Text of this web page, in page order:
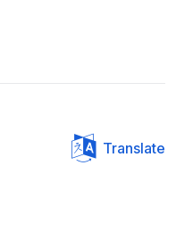
Translate